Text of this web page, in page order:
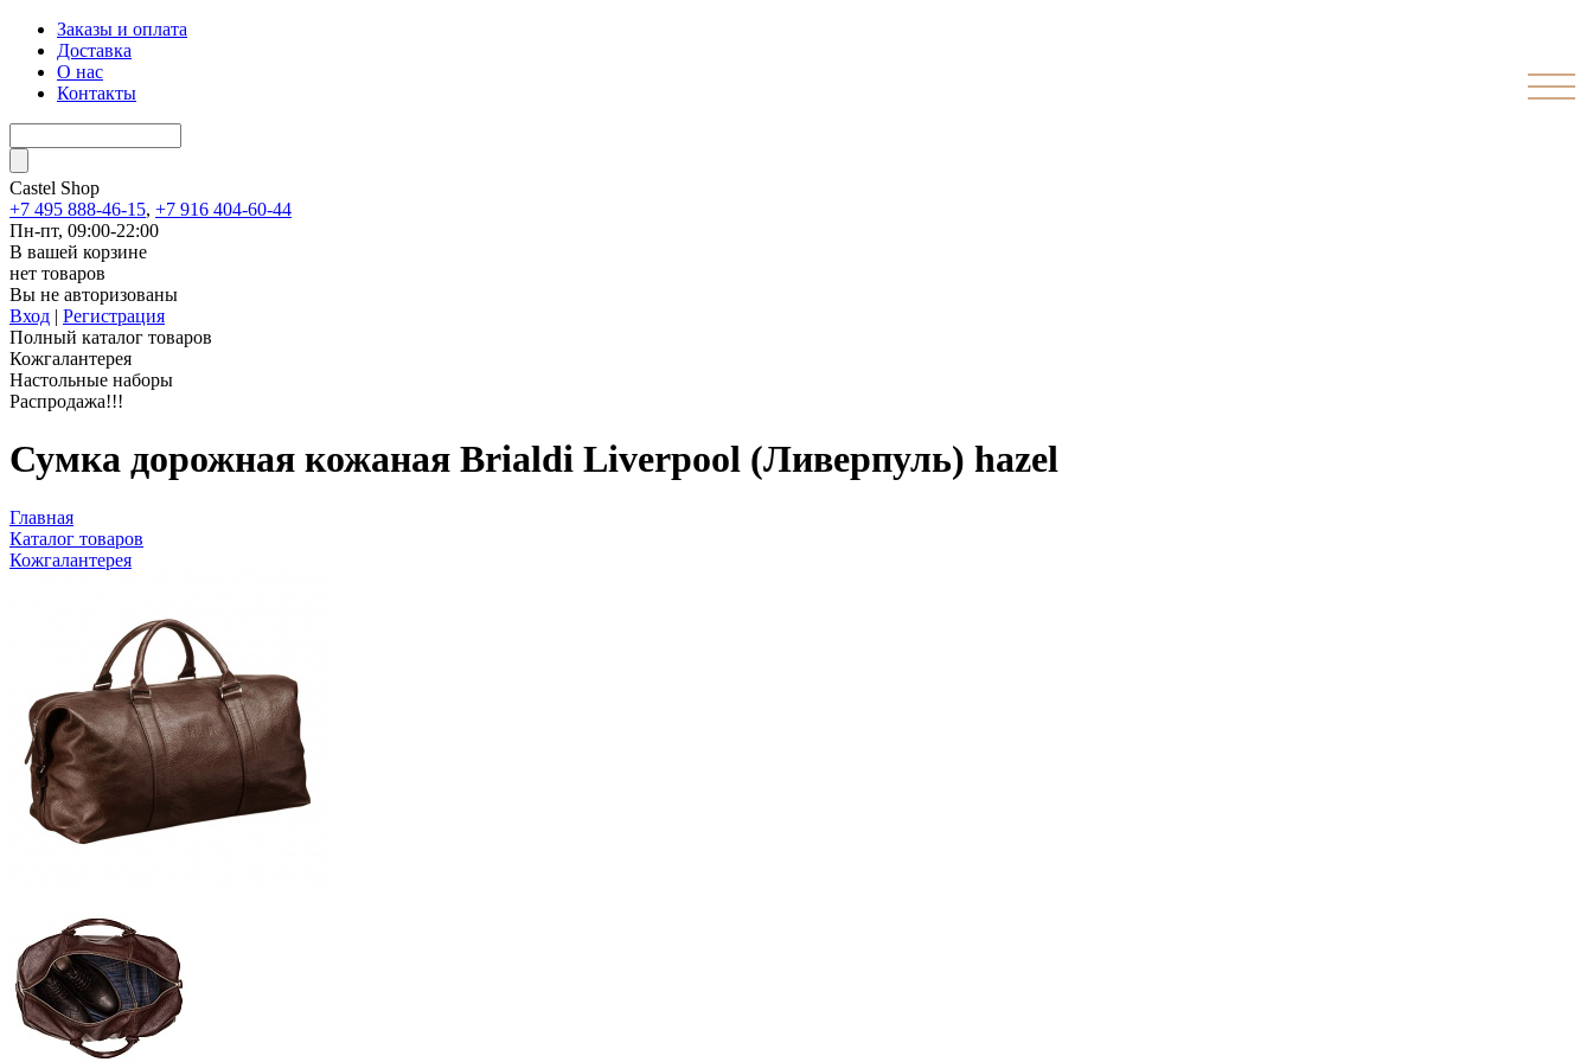
Заказы и оплата
Доставка
О нас
Контакты
Castel Shop
+7 495 888-46-15, +7 916 404-60-44
Пн-пт, 09:00-22:00
В вашей корзине
нет товаров
Вы не авторизованы
Вход | Регистрация
Полный каталог товаров
Кожгалантерея
Настольные наборы
Распродажа!!!
Сумка дорожная кожаная Brialdi Liverpool (Ливерпуль) hazel
Главная
Каталог товаров
Кожгалантерея